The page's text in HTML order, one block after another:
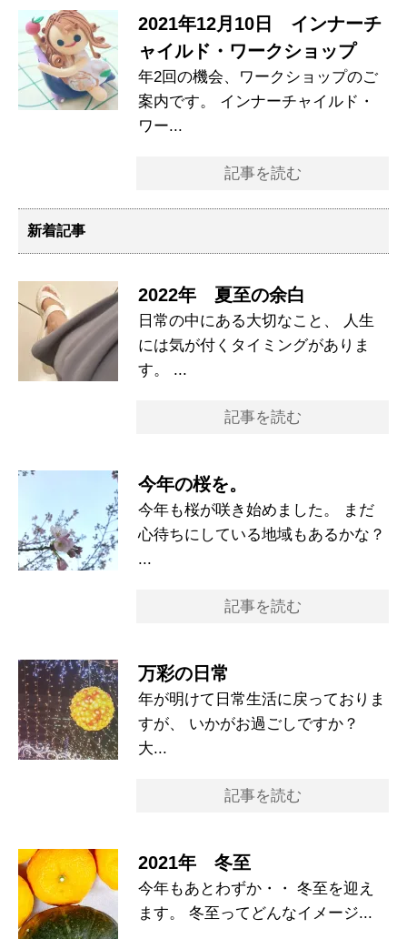
2021年12月10日 インナーチ
ャイルド・ワークショップ
年2回の機会、ワークショップのご
案内です。 インナーチャイルド・
ワー...
記事を読む
新着記事
2022年 夏至の余白
日常の中にある大切なこと、 人生
には気が付くタイミングがありま
す。 ...
記事を読む
今年の桜を。
今年も桜が咲き始めました。 まだ
心待ちにしている地域もあるかな？
...
記事を読む
万彩の日常
年が明けて日常生活に戻っておりま
すが、 いかがお過ごしですか？
大...
記事を読む
2021年 冬至
今年もあとわずか・・ 冬至を迎え
ます。 冬至ってどんなイメージ...